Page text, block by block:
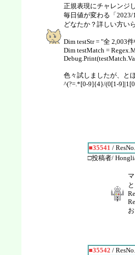
正規表現にチャレンジ
毎日値が変わる「2023/
どなたか？詳しい方い
Dim testStr = "全 2,003
Dim testMatch =
色々試しましたが、と
^(?=.*[0-9]{4}/(0[1-
■35541 /
□投稿者/
■35542 /